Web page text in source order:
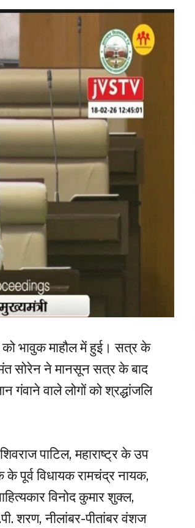
भावुक माहौल में हुई। सत्र के
सोरेन ने मानसून सत्र के बाद
गंवाने वाले लोगों को श्रद्धांजलि
पाटिल, महाराष्ट्र के उप
पूर्व विधायक रामचंद्र नायक,
विनोद कुमार शुक्ल,
शरण, नीलांबर-पीतांबर वंशज